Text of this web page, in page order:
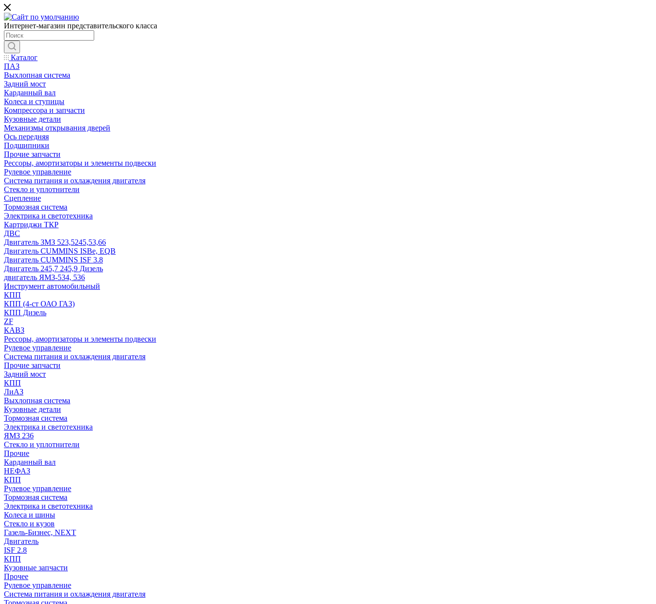
Интернет-магазин представительского класса
Каталог
ПАЗ
Выхлопная система
Задний мост
Карданный вал
Колеса и ступицы
Компрессора и запчасти
Кузовные детали
Механизмы открывания дверей
Ось передняя
Подшипники
Прочие запчасти
Рессоры, амортизаторы и элементы подвески
Рулевое управление
Система питания и охлаждения двигателя
Стекло и уплотнители
Сцепление
Тормозная система
Электрика и светотехника
Картриджи ТКР
ДВС
Двигатель ЗМЗ 523,5245,53,66
Двигатель CUMMINS ISBe, EQB
Двигатель CUMMINS ISF 3.8
Двигатель 245,7 245,9 Дизель
двигатель ЯМЗ-534, 536
Инструмент автомобильный
КПП
КПП (4-ст ОАО ГАЗ)
КПП Дизель
ZF
КАВЗ
Рессоры, амортизаторы и элементы подвески
Рулевое управление
Система питания и охлаждения двигателя
Прочие запчасти
Задний мост
КПП
ЛиАЗ
Выхлопная система
Кузовные детали
Тормозная система
Электрика и светотехника
ЯМЗ 236
Стекло и уплотнители
Прочие
Карданный вал
НЕФАЗ
КПП
Рулевое управление
Тормозная система
Электрика и светотехника
Колеса и шины
Стекло и кузов
Газель-Бизнес, NEXT
Двигатель
ISF 2.8
КПП
Кузовные запчасти
Прочее
Рулевое управление
Система питания и охлаждения двигателя